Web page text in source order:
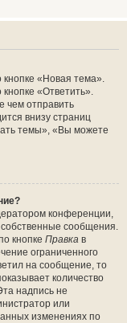
«Новая тема».
«Ответить».
чем отправить
внизу страниц
темы», «Вы можете
конференции,
собственные сообщения.
кнопке Правка в
ограниченного
на сообщение, то
количество
надпись не
или
изменениях по